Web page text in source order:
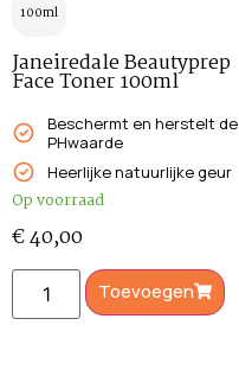
100ml
Janeiredale Beautyprep
Face Toner 100ml
Beschermt en herstelt de
PHwaarde
Heerlijke natuurlijke geur
Op voorraad
€40,00
Toevoegen